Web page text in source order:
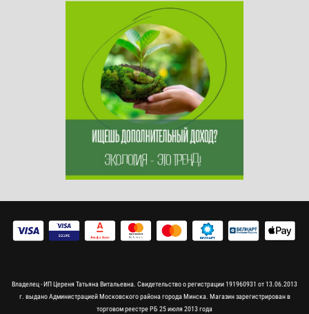
Владелец - ИП Цереня Татьяна Витальевна. Свидетельство о регистрации 191960931 от 13.06.2013
г. выдано Администрацией Московского района города Минска. Магазин зарегистрирован в
торговом реестре РБ 25 июля 2013 года